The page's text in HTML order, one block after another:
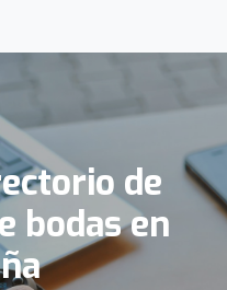
de
bodas en